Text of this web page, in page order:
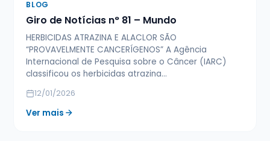
BLOG
Giro de Notícias n° 81 – Mundo
HERBICIDAS ATRAZINA E ALACLOR SÃO
“PROVAVELMENTE CANCERÍGENOS” A Agência
Internacional de Pesquisa sobre o Câncer (IARC)
classificou os herbicidas atrazina…
12/01/2026
Ver mais